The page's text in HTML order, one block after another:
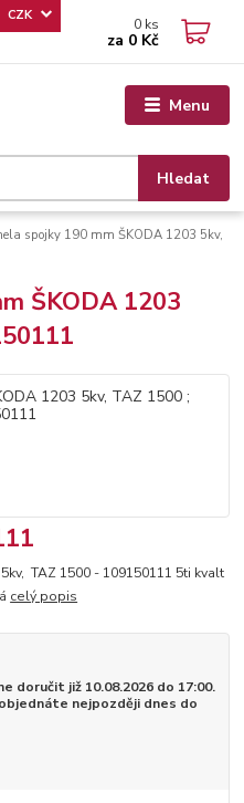
Menu
CZK
Hledat
0 ks
za 0 Kč
spojky 190 mm ŠKODA 1203 5kv,
ŠKODA 1203
TAZ 1500 - 109150111 5ti kvalt
celý popis
doručit již 10.08.2026 do 17:00.
nejpozději dnes do